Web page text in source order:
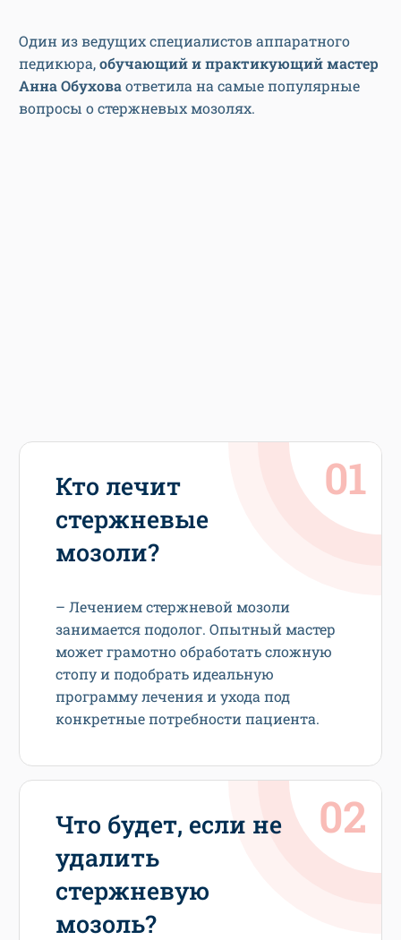
Один из ведущих специалистов аппаратного
педикюра,обучающий и практикующий мастер
Анна Обуховаответила на самые популярные
вопросы о стержневых мозолях.
Кто лечит
стержневые
мозоли?
– Лечением стержневой мозоли
занимается подолог. Опытный мастер
может грамотно обработать сложную
стопу и подобрать идеальную
программу лечения и ухода под
конкретные потребности пациента.
Что будет, если не
удалить
стержневую
мозоль?